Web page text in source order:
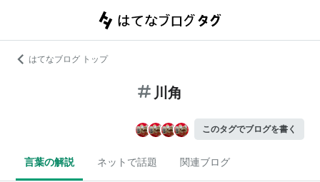
はてなブログ トップ
川角
このタグでブログを書く
言葉の解説 ネットで話題 関連ブログ